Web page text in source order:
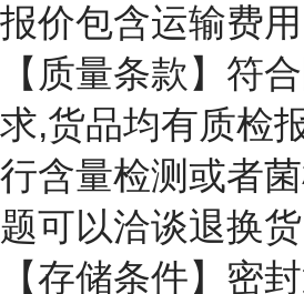
报价包含运输费用
【质量条款】符
求,货品均有质检
行含量检测或者
题可以洽谈退换货
【存储条件】密